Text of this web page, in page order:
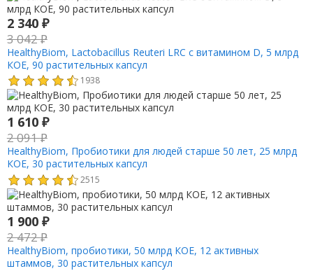
2 340 ₽
3 042₽
HealthyBiom, Lactobacillus Reuteri LRC с витамином D, 5 млрд
КОЕ, 90 растительных капсул
1938
1 610 ₽
2 091₽
HealthyBiom, Пробиотики для людей старше 50 лет, 25 млрд
КОЕ, 30 растительных капсул
2515
1 900 ₽
2 472₽
HealthyBiom, пробиотики, 50 млрд КОЕ, 12 активных
штаммов, 30 растительных капсул